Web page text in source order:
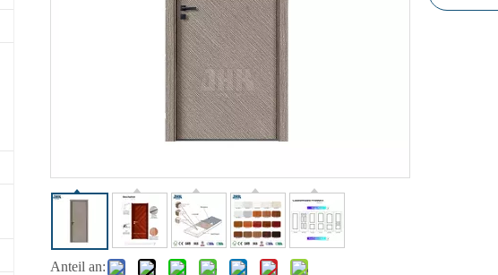
Anteil an: